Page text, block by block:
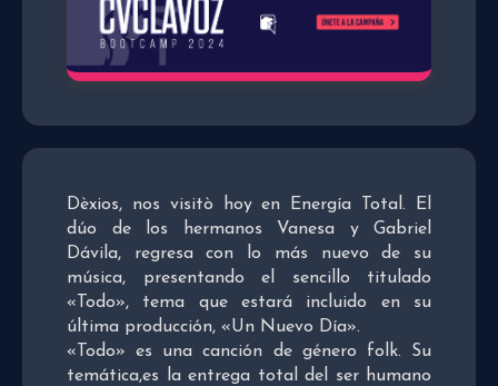
Dèxios, nos visitò hoy en Energía Total. El
dúo de los hermanos Vanesa y Gabriel
Dávila, regresa con lo más nuevo de su
música, presentando el sencillo titulado
«Todo», tema que estará incluido en su
última producción, «Un Nuevo Día».
«Todo» es una canción de género folk. Su
temática,es la entrega total del ser humano